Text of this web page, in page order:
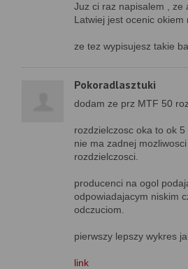
Juz ci raz napisalem , ze
Latwiej jest ocenic
ze tez wypisujesz takie
Pokoradlasztuki
dodam ze prz MTF 50
rozdzielczosc oka to ok 5
nie ma zadnej
rozdzielczosci.
producenci na ogol
odpowiadajacym niskim
odczuciom.
pierwszy lepszy wykres
link